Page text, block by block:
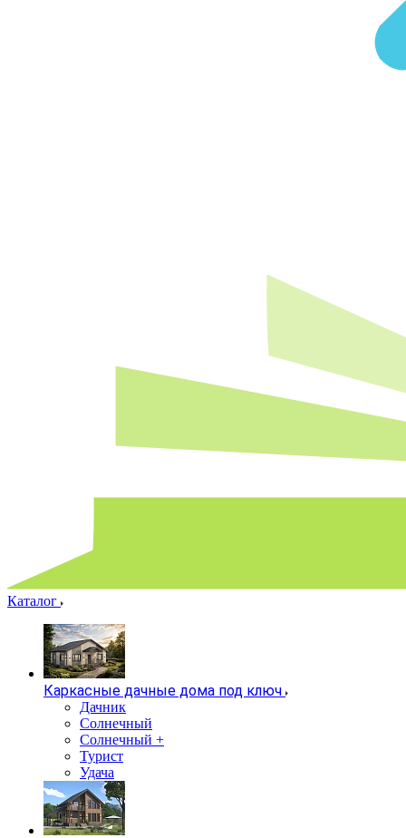
Каталог
Каркасные дачные дома под ключ
Дачник
Солнечный
Солнечный +
Турист
Удача